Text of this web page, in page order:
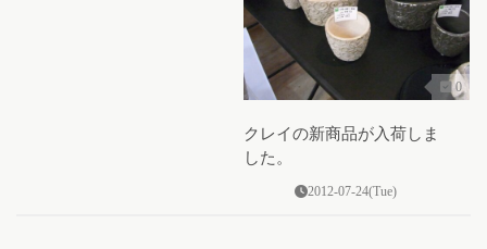
0
クレイの新商品が入荷しま
した。
2012-07-24(Tue)